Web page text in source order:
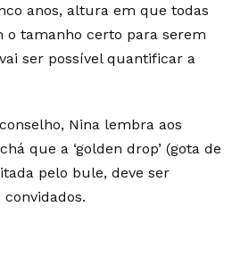
anos, altura em que todas
o tamanho certo para serem
ser possível quantificar a
Nina lembra aos
que a ‘golden drop’ (gota de
pelo bule, deve ser